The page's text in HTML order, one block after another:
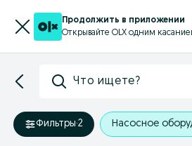
Продолжить в приложении
Открывайте OLX одним
Что ищете?
Фильтры·2 Насосное